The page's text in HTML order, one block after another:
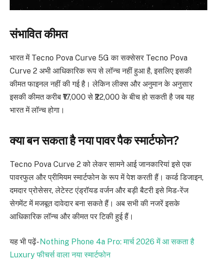
संभावित कीमत
भारत में Tecno Pova Curve 5G का सक्सेसर Tecno Pova
Curve 2 अभी आधिकारिक रूप से लॉन्च नहीं हुआ है, इसलिए इसकी
कीमत फाइनल नहीं की गई है। लेकिन लीक्स और अनुमान के अनुसार
इसकी कीमत करीब ₹17,000 से ₹22,000 के बीच हो सकती है जब यह
भारत में लॉन्च होगा।
क्या बन सकता है नया पावर पैक स्मार्टफोन?
Tecno Pova Curve 2 को लेकर सामने आई जानकारियां इसे एक
पावरफुल और प्रीमियम स्मार्टफोन के रूप में पेश करती हैं। कर्व्ड डिजाइन,
दमदार प्रोसेसर, लेटेस्ट एंड्रॉयड वर्जन और बड़ी बैटरी इसे मिड-रेंज
सेगमेंट में मजबूत दावेदार बना सकते हैं। अब सभी की नजरें इसके
आधिकारिक लॉन्च और कीमत पर टिकी हुई हैं।
यह भी पढ़ें-Nothing Phone 4a Pro: मार्च 2026 में आ सकता है
Luxury फीचर्स वाला नया स्मार्टफोन